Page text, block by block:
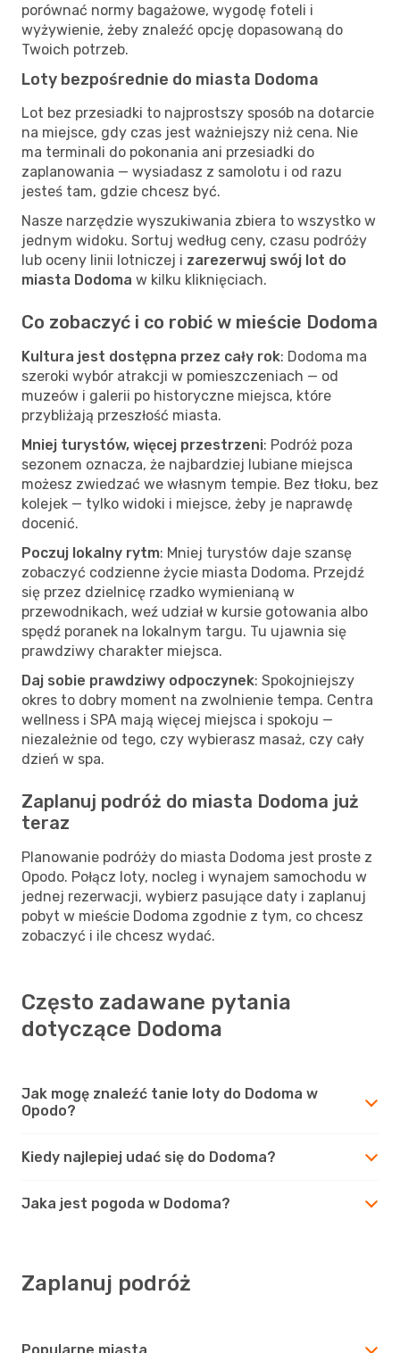
porównać normy bagażowe, wygodę foteli i
wyżywienie, żeby znaleźć opcję dopasowaną do
Twoich potrzeb.
Loty bezpośrednie do miasta Dodoma
Lot bez przesiadki to najprostszy sposób na dotarcie
na miejsce, gdy czas jest ważniejszy niż cena. Nie
ma terminali do pokonania ani przesiadki do
zaplanowania — wysiadasz z samolotu i od razu
jesteś tam, gdzie chcesz być.
Nasze narzędzie wyszukiwania zbiera to wszystko w
jednym widoku. Sortuj według ceny, czasu podróży
lub oceny linii lotniczej i zarezerwuj swój lot do
miasta Dodoma w kilku kliknięciach.
Co zobaczyć i co robić w mieście Dodoma
Kultura jest dostępna przez cały rok: Dodoma ma
szeroki wybór atrakcji w pomieszczeniach — od
muzeów i galerii po historyczne miejsca, które
przybliżają przeszłość miasta.
Mniej turystów, więcej przestrzeni: Podróż poza
sezonem oznacza, że najbardziej lubiane miejsca
możesz zwiedzać we własnym tempie. Bez tłoku, bez
kolejek — tylko widoki i miejsce, żeby je naprawdę
docenić.
Poczuj lokalny rytm: Mniej turystów daje szansę
zobaczyć codzienne życie miasta Dodoma. Przejdź
się przez dzielnicę rzadko wymienianą w
przewodnikach, weź udział w kursie gotowania albo
spędź poranek na lokalnym targu. Tu ujawnia się
prawdziwy charakter miejsca.
Daj sobie prawdziwy odpoczynek: Spokojniejszy
okres to dobry moment na zwolnienie tempa. Centra
wellness i SPA mają więcej miejsca i spokoju —
niezależnie od tego, czy wybierasz masaż, czy cały
dzień w spa.
Zaplanuj podróż do miasta Dodoma już
teraz
Planowanie podróży do miasta Dodoma jest proste z
Opodo. Połącz loty, nocleg i wynajem samochodu w
jednej rezerwacji, wybierz pasujące daty i zaplanuj
pobyt w mieście Dodoma zgodnie z tym, co chcesz
zobaczyć i ile chcesz wydać.
Często zadawane pytania
dotyczące Dodoma
Jak mogę znaleźć tanie loty do Dodoma w
Opodo?
Kiedy najlepiej udać się do Dodoma?
Jaka jest pogoda w Dodoma?
Zaplanuj podróż